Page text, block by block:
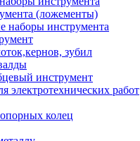
(ложементы)
наборы инструмента
зубил
инструмент
электротехнических работ
колец